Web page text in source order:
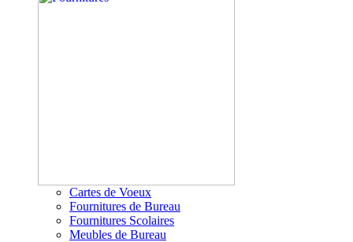
Cartes de Voeux
Fournitures de Bureau
Fournitures Scolaires
Meubles de Bureau